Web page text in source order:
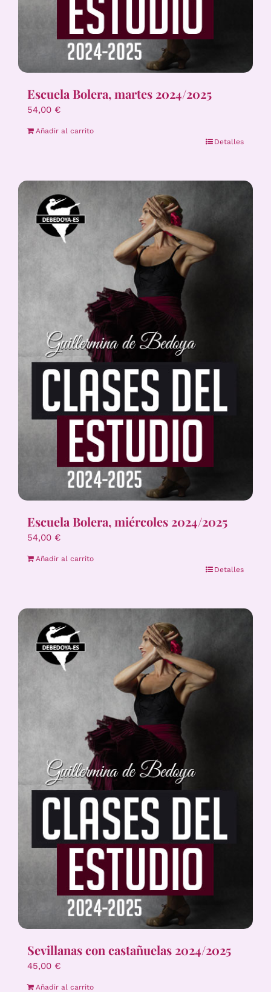
Escuela Bolera, martes 2024/2025
54,00 €
Añadir al carrito
Detalles
Escuela Bolera, miércoles 2024/2025
54,00 €
Añadir al carrito
Detalles
Sevillanas con castañuelas 2024/2025
45,00 €
Añadir al carrito